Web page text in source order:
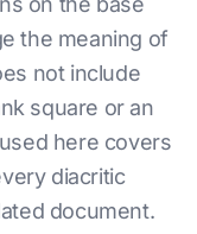
the meaning of
not include
square or an
here covers
diacritic
document.